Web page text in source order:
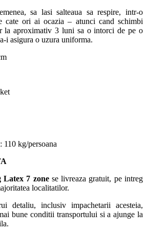
sa lasi salteaua sa respire, intr-o
cate ori ai ocazia – atunci cand schimbi
la aproximativ 3 luni sa o intorci de pe o
i asigura o uzura uniforma.
: 110 kg/persoana
Latex 7 zonese livreaza gratuit, pe intreg
localitatilor.
detaliu, inclusiv impachetarii acesteia,
bune conditii transportului si a ajunge la